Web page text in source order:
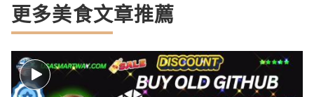
更多美食文章推薦